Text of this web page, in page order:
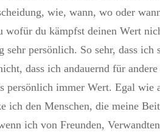
wie, wann, wo oder
wofür du kämpfst deinen Wert
persönlich. So sehr, dass ich
dass ich andauernd für
persönlich immer Wert. Egal wie
ich den Menschen, die meine
ich von Freunden,